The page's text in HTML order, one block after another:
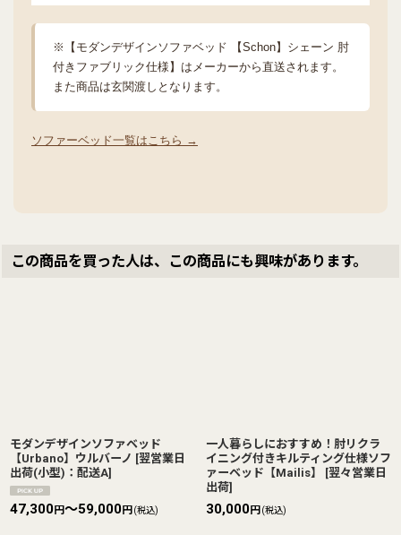
※【モダンデザインソファベッド 【Schon】シェーン 肘
付きファブリック仕様】はメーカーから直送されます。
また商品は玄関渡しとなります。
ソファーベッド一覧はこちら →
この商品を買った人は、この商品にも興味があります。
モダンデザインソファベッド
【Urbano】ウルバーノ [翌営業日
出荷(小型)：配送A]
47,300円～59,000円(税込)
一人暮らしにおすすめ！肘リクラ
イニング付きキルティング仕様ソフ
ァーベッド【Mailis】
[翌々営業日
出荷]
30,000円(税込)